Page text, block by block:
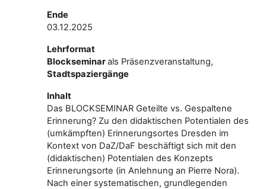
Ende
03.12.2025
Lehrformat
Blockseminarals Präsenzveranstaltung,
Stadtspaziergänge
Inhalt
Das BLOCKSEMINAR Geteilte vs. Gespaltene
Erinnerung? Zu den didaktischen Potentialen des
(umkämpften) Erinnerungsortes Dresden im
Kontext von DaZ/DaF beschäftigt sich mit den
(didaktischen) Potentialen des Konzepts
Erinnerungsorte (in Anlehnung an Pierre Nora).
Nach einer systematischen, grundlegenden